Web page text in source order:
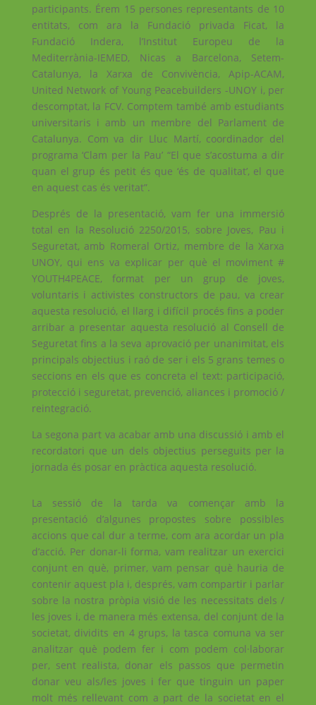
participants. Érem 15 persones representants de 10
entitats, com ara la Fundació privada Ficat, la
Fundació Indera, l’Institut Europeu de la
Mediterrània-IEMED, Nicas a Barcelona, ​​Setem-
Catalunya, la Xarxa de Convivència, Apip-ACAM,
United Network of Young Peacebuilders -UNOY i, per
descomptat, la FCV. Comptem també amb estudiants
universitaris i amb un membre del Parlament de
Catalunya. Com va dir Lluc Martí, coordinador del
programa ‘Clam per la Pau’ “El que s’acostuma a dir
quan el grup és petit és que ‘és de qualitat’, el que
en aquest cas és veritat”.
Després de la presentació, vam fer una immersió
total en la Resolució 2250/2015, sobre Joves, Pau i
Seguretat, amb Romeral Ortiz, membre de la Xarxa
UNOY, qui ens va explicar per què el moviment #
YOUTH4PEACE, format per un grup de joves,
voluntaris i activistes constructors de pau, va crear
aquesta resolució, el llarg i difícil procés fins a poder
arribar a presentar aquesta resolució al Consell de
Seguretat fins a la seva aprovació per unanimitat, els
principals objectius i raó de ser i els 5 grans temes o
seccions en els que es concreta el text: participació,
protecció i seguretat, prevenció, aliances i promoció /
reintegració.
La segona part va acabar amb una discussió i amb el
recordatori que un dels objectius perseguits per la
jornada és posar en pràctica aquesta resolució.
La sessió de la tarda va començar amb la
presentació d’algunes propostes sobre possibles
accions que cal dur a terme, com ara acordar un pla
d’acció. Per donar-li forma, vam realitzar un exercici
conjunt en què, primer, vam pensar què hauria de
contenir aquest pla i, després, vam compartir i parlar
sobre la nostra pròpia visió de les necessitats dels /
les joves i, de manera més extensa, del conjunt de la
societat, dividits en 4 grups, la tasca comuna va ser
analitzar què podem fer i com podem col·laborar
per, sent realista, donar els passos que permetin
donar veu als/les joves i fer que tinguin un paper
molt més rellevant com a part de la societat en el